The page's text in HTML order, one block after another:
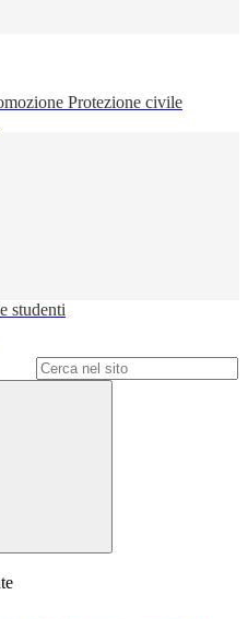
Protezione civile
studenti